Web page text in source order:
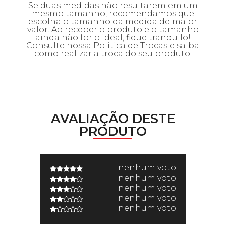
Se duas medidas não resultarem em um
mesmo tamanho, recomendamos que
escolha o tamanho da medida de maior
valor. Ao receber o produto e o tamanho
ainda não for o ideal, fique tranquilo!
Consulte nossa Política de Trocas e saiba
como realizar a troca do seu produto.
AVALIAÇÃO DESTE
PRODUTO
nenhum voto
nenhum voto
nenhum voto
nenhum voto
nenhum voto